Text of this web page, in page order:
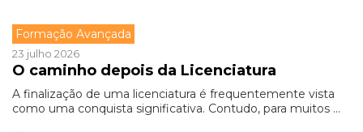
Formação Avançada
23 julho 2026
O caminho depois da Licenciatura
A finalização de uma licenciatura é frequentemente vista
como uma conquista significativa. Contudo, para muitos ...